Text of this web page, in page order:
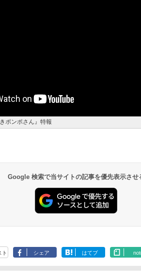
ポンポさん』特報
Google 検索で当サイトの記事を優先表示させ
ト シェア はてブ